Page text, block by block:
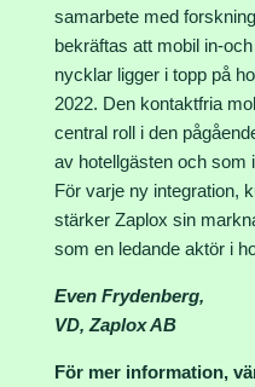
samarbete med
bekräftas att mobil in-
nycklar ligger i topp på
2022. Den kontaktfria
central roll i den
av hotellgästen och som
För varje ny integration,
stärker Zaplox sin
som en ledande aktör i
Even Frydenberg,
VD, Zaplox AB
För mer information,